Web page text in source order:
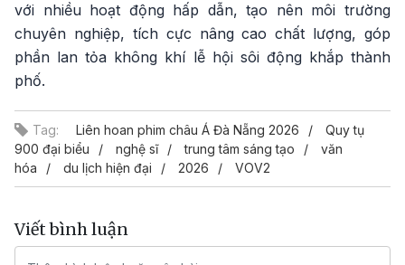
với nhiều hoạt động hấp dẫn, tạo nên môi trường
chuyên nghiệp, tích cực nâng cao chất lượng, góp
phần lan tỏa không khí lễ hội sôi động khắp thành
phố.
Tag: Liên hoan phim châu Á Đà Nẵng 2026
Quy tụ
900 đại biểu
nghệ sĩ trung tâm sáng tạo
văn
hóa
du lịch hiện đại 2026 VOV2
Viết bình luận